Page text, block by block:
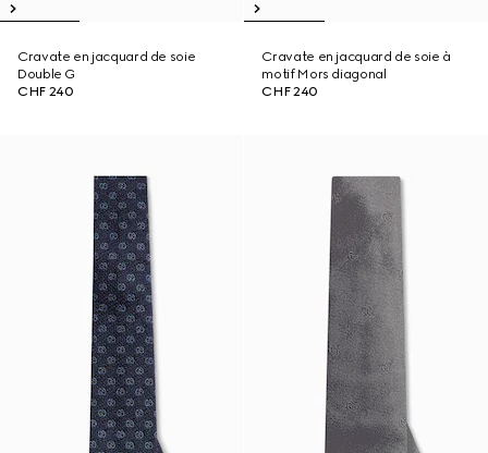
Cravate en jacquard de soie
Double G
CHF 240
Cravate en jacquard de soie à
motif Mors diagonal
CHF 240